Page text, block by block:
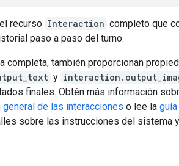
recurso Interaction completo que
paso a paso del turno.
completa, también proporcionan
y
finales. Obtén más información
de las interacciones o lee la
sobre las instrucciones del sistema